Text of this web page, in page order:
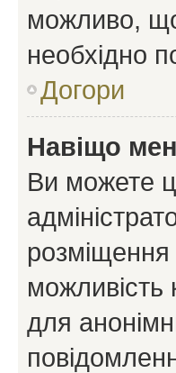
можливо, що
необхідно
Догори
Навіщо
Ви можете
розміщення
можливість
для